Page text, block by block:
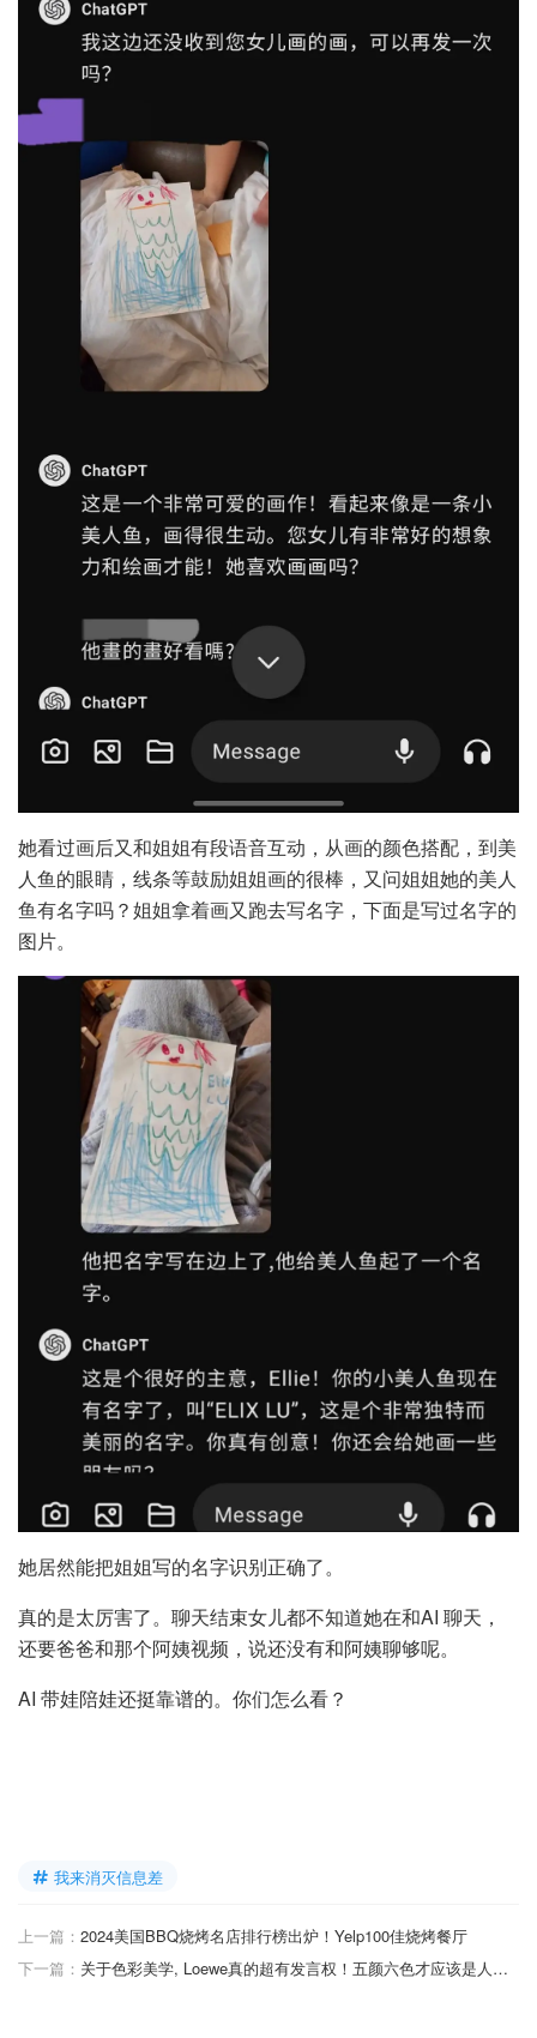
她看过画后又和姐姐有段语音互动，从画的颜色搭配，到美
人鱼的眼睛，线条等鼓励姐姐画的很棒，又问姐姐她的美人
鱼有名字吗？姐姐拿着画又跑去写名字，下面是写过名字的
图片。
她居然能把姐姐写的名字识别正确了。
真的是太厉害了。聊天结束女儿都不知道她在和AI 聊天，
还要爸爸和那个阿姨视频，说还没有和阿姨聊够呢。
AI 带娃陪娃还挺靠谱的。你们怎么看？
我来消灭信息差
上一篇： 2024美国BBQ烧烤名店排行榜出炉！Yelp100佳烧烤餐厅
下一篇：
关于色彩美学, Loewe真的超有发言权！五颜六色才应该是人生的基调！